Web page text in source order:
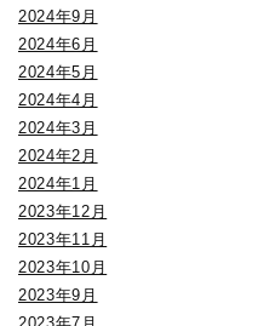
2024年9月
2024年6月
2024年5月
2024年4月
2024年3月
2024年2月
2024年1月
2023年12月
2023年11月
2023年10月
2023年9月